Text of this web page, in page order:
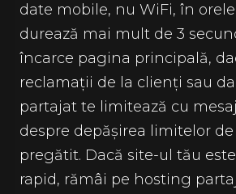
date mobile, nu WiFi, în
durează mai mult de 3
încarce pagina principală,
reclamații de la clienți sau
partajat te limitează cu
despre depășirea limitelor de
pregătit. Dacă site-ul tău
rapid, rămâi pe hosting